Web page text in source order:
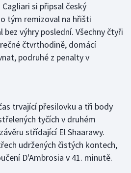
si připsal český
tým remizoval na hřišti
bez výhry poslední. Všechny čtyři
čtvrthodině, domácí
podruhé z penalty v
trvající přesilovku a tři body
tyčích v druhém
střídající El Shaarawy.
udržených čistých kontech,
D'Ambrosia v 41. minutě.